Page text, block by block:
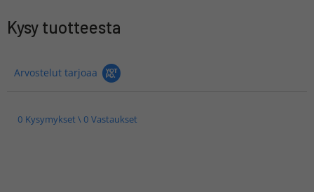
Kysy tuotteesta
Arvostelut tarjoaa
0 Kysymykset \ 0 Vastaukset